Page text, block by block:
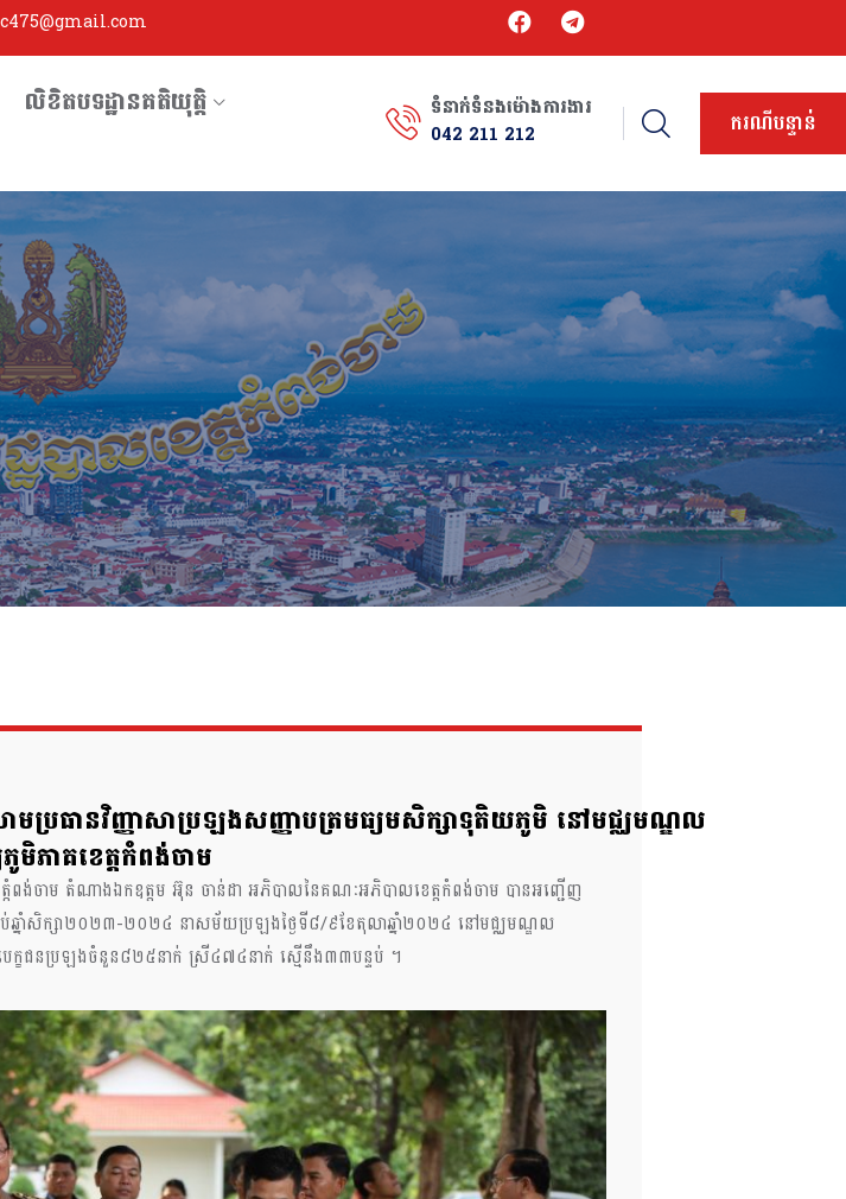
លិខិតបទដ្ឋានគតិយុតិ្ត
ទំនាក់ទំនងម៉ោងការងារ
042 211 212
ករណីបន្ទាន់
ោមប្រធានវិញ្ញាសាប្រឡងសញ្ញាបត្រមធ្យមសិក្សាទុតិយភូមិ នៅមជ្ឈមណ្ឌល
ភាគខេត្តកំពង់ចាម
កំពង់ចាម តំណាងឯកឧត្តម អ៊ុន ចាន់ដា អភិបាលនៃគណៈអភិបាលខេត្តកំពង់ចាម បានអញ្ជើញ
ប់ឆ្នាំសិក្សា២០២៣-២០២៤ នាសម័យប្រឡងថ្ងៃទី៨/៩ខែតុលាឆ្នាំ២០២៤ នៅមជ្ឈមណ្ឌល
េក្ខជនប្រឡងចំនួន៨២៥នាក់ ស្រី៤៧៤នាក់ ស្មើនឹង៣៣បន្ទប់ ។